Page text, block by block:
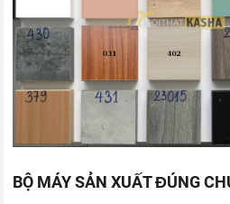
BỘ MÁY SẢN XUẤT ĐÚNG